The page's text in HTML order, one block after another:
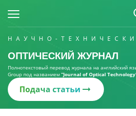
НАУЧНО-
ОПТИЧЕСКИЙ ЖУРНАЛ
Полнотекстовый перевод журнала на английский
Group под названием “Journal of Optical
Подача статьи